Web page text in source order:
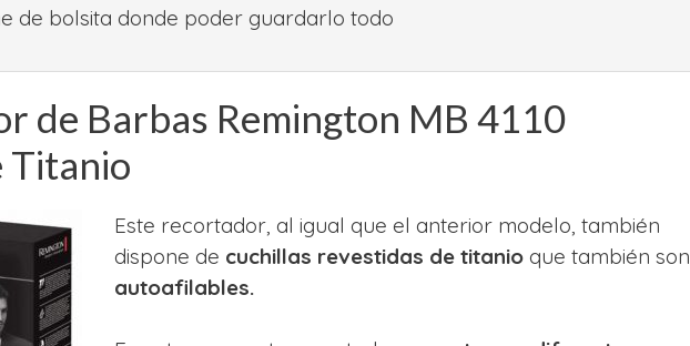
de bolsita donde poder guardarlo todo
de Barbas Remington MB 4110
Titanio
Este recortador, al igual que el anterior modelo, también
dispone de cuchillas revestidas de titanioque también son
autoafilables.